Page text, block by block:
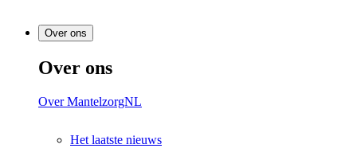
Over ons
Over ons
Over MantelzorgNL
Het laatste nieuws